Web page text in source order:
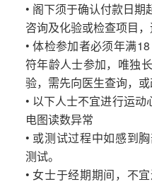
• 阁下须于确认付款日
咨询及化验或检查项目，
• 体检参加者必须年满
符年龄人士参加，唯独
验，需先向医生查询，或
• 以下人士不宜进行运动
电图读数异常
• 或测试过程中如感到
测试。
• 女士于经期期间，不